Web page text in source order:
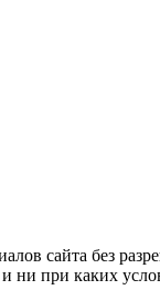
сайта без
ни при каких